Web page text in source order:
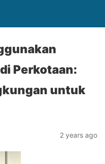
Perkotaan:
untuk
2 years ago